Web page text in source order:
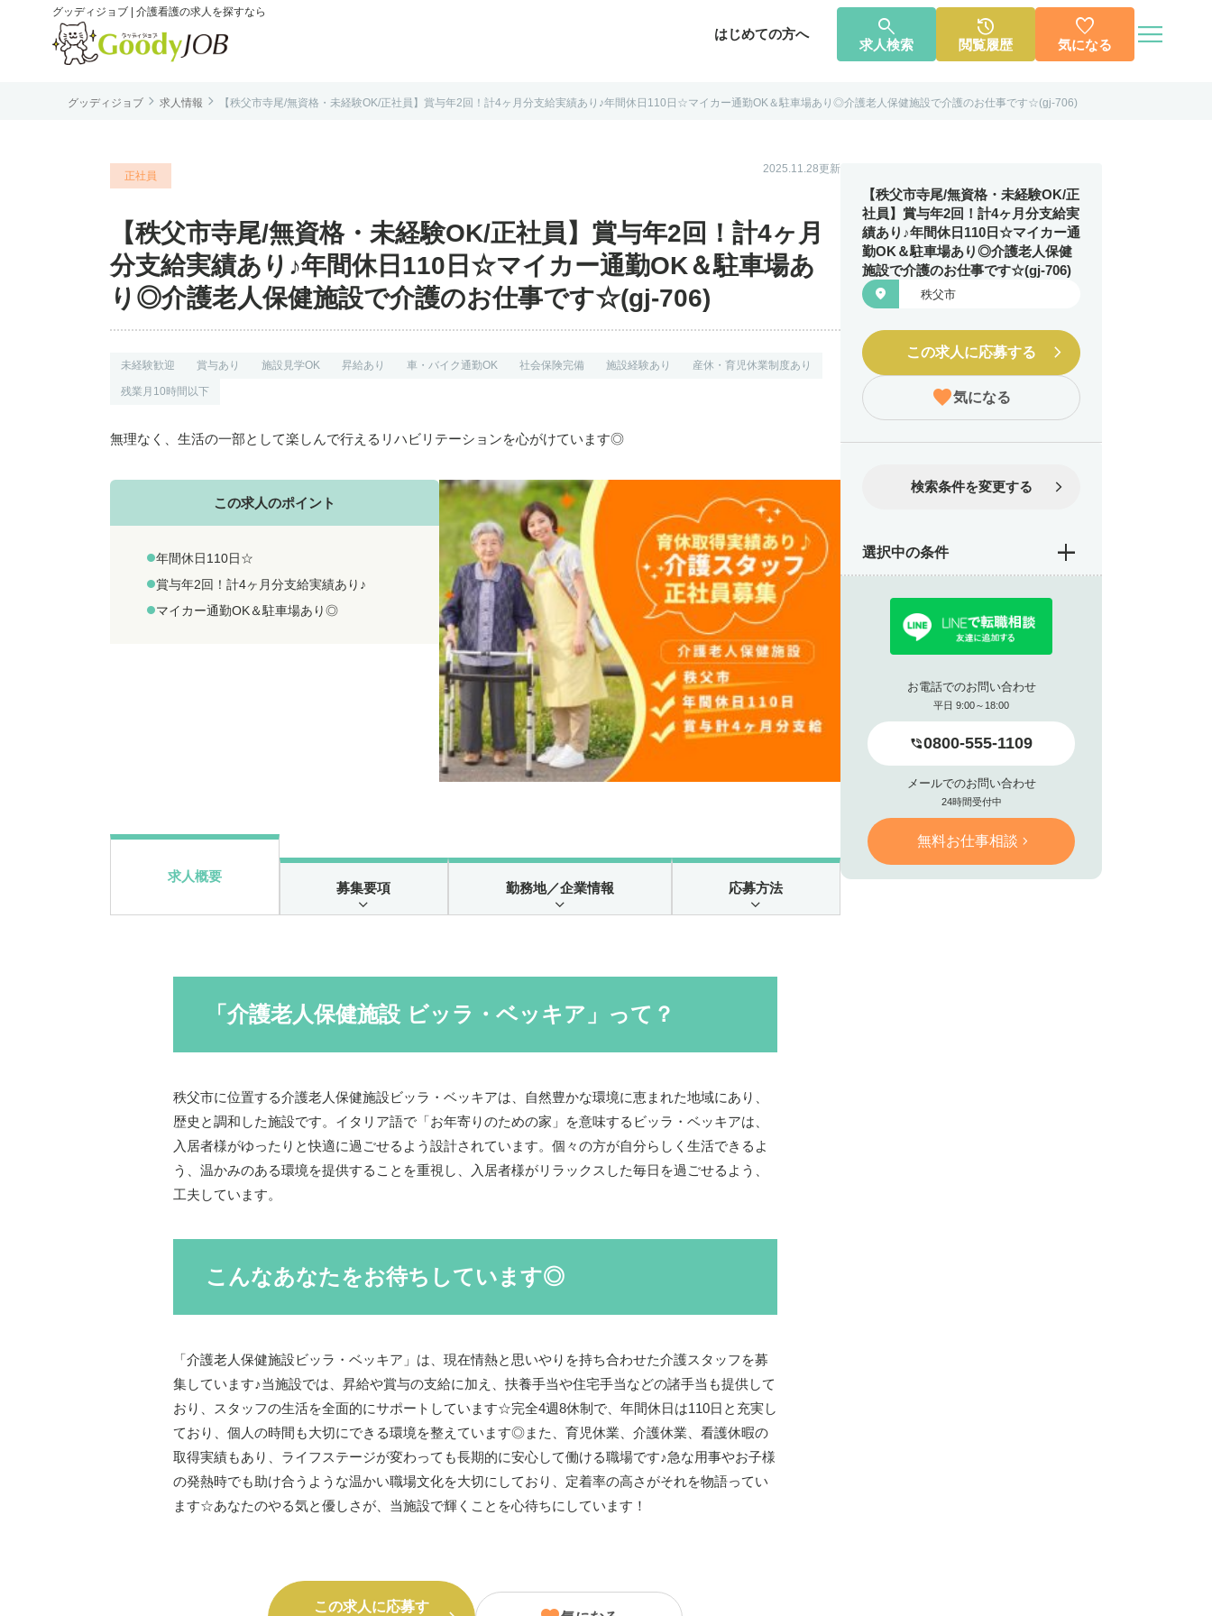
グッディジョブ | 介護看護の求人を探すなら
はじめての方へ 
求人検索

閲覧履歴

気になる 
はじめての方へ よくあるご質問 転職お役立ち情報 運営会社案内 個人情報保護方針 利用規約 お知らせ
グッディジョブ  求人情報  【秩父市寺尾/無資格・未経験OK/正社員】賞与年2回！計4ヶ月分支給実績あり♪年間休日110日☆マイカー通勤OK＆駐車場あり◎介護老人保健施設で介護のお仕事です☆(gj-706)
2025.11.28更新
正社員
【秩父市寺尾/無資格・未経験OK/正社員】賞与年2回！計4ヶ月
分支給実績あり♪年間休日110日☆マイカー通勤OK＆駐車場あ
り◎介護老人保健施設で介護のお仕事です☆(gj-706)
未経験歓迎 賞与あり 施設見学OK 昇給あり 車・バイク通勤OK 社会保険完備 施設経験あり 産休・育児休業制度あり
残業月10時間以下
無理なく、生活の一部として楽しんで行えるリハビリテーションを心がけています◎
この求人のポイント
年間休日110日☆
賞与年2回！計4ヶ月分支給実績あり♪
マイカー通勤OK＆駐車場あり◎
求人概要
募集要項 勤務地／企業情報 応募方法
「介護老人保健施設 ビッラ・ベッキア」って？
秩父市に位置する介護老人保健施設ビッラ・ベッキアは、自然豊かな環境に恵まれた地域にあり、
歴史と調和した施設です。イタリア語で「お年寄りのための家」を意味するビッラ・ベッキアは、
入居者様がゆったりと快適に過ごせるよう設計されています。個々の方が自分らしく生活できるよ
う、温かみのある環境を提供することを重視し、入居者様がリラックスした毎日を過ごせるよう、
工夫しています。
こんなあなたをお待ちしています◎
「介護老人保健施設ビッラ・ベッキア」は、現在情熱と思いやりを持ち合わせた介護スタッフを募
集しています♪当施設では、昇給や賞与の支給に加え、扶養手当や住宅手当などの諸手当も提供して
おり、スタッフの生活を全面的にサポートしています☆完全4週8休制で、年間休日は110日と充実し
ており、個人の時間も大切にできる環境を整えています◎また、育児休業、介護休業、看護休暇の
取得実績もあり、ライフステージが変わっても長期的に安心して働ける職場です♪急な用事やお子様
の発熱時でも助け合うような温かい職場文化を大切にしており、定着率の高さがそれを物語ってい
ます☆あなたのやる気と優しさが、当施設で輝くことを心待ちにしています！
この求人に応募す
【秩父市寺尾/無資格・未経験OK/正
社員】賞与年2回！計4ヶ月分支給実
績あり♪年間休日110日☆マイカー通
勤OK＆駐車場あり◎介護老人保健
施設で介護のお仕事です☆(gj-706)
 秩父市
この求人に応募する
気になる
検索条件を変更する
選択中の条件
お電話でのお問い合わせ
平日 9:00～18:00
0800-555-1109
メールでのお問い合わせ
24時間受付中
無料お仕事相談